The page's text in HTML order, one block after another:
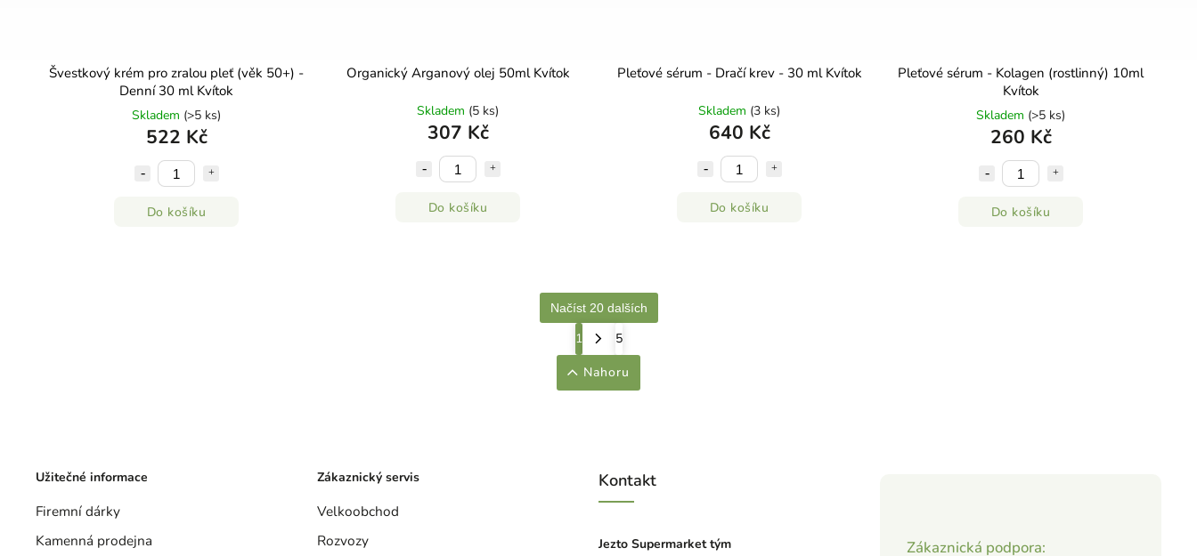
Švestkový krém pro zralou pleť (věk 50+) -
Denní 30 ml Kvítok
Skladem (>5 ks)
522 Kč
Do košíku
Organický Arganový olej 50ml Kvítok
Skladem (5 ks)
307 Kč
Do košíku
Pleťové sérum - Dračí krev - 30 ml Kvítok
Skladem (3 ks)
640 Kč
Do košíku
Pleťové sérum - Kolagen (rostlinný) 10ml
Kvítok
Skladem (>5 ks)
260 Kč
Do košíku
Načíst 20 dalších
1
5
Nahoru
Zákaznická podpora:
Užitečné informace
Firemní dárky
Kamenná prodejna
Zákaznický servis
Velkoobchod
Rozvozy
Kontakt
Jezto Supermarket tým